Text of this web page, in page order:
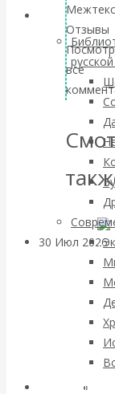
Библиотека
Авторы РЭОШ
nach
30 Июл 2026
Отзывы
все